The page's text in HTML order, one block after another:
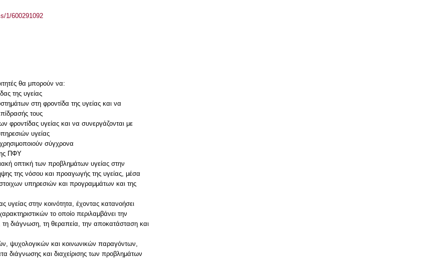
1/600291092
θα μπορούν να:
της υγείας
στη φροντίδα της υγείας και να
τους
φροντίδας υγείας και να συνεργάζονται με
υγείας
σύγχρονα
ΠΦΥ
οπτική των προβλημάτων υγείας στην
της νόσου και προαγωγής της υγείας, μέσα
υπηρεσιών και προγραμμάτων και της
υγείας στην κοινότητα, έχοντας κατανοήσει
το οποίο περιλαμβάνει την
διάγνωση, τη θεραπεία, την αποκατάσταση και
ψυχολογικών και κοινωνικών παραγόντων,
διάγνωσης και διαχείρισης των προβλημάτων